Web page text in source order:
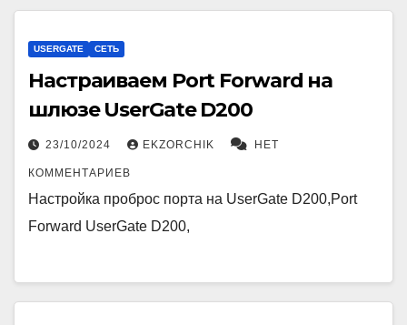
USERGATE СЕТЬ
Настраиваем Port Forward на
шлюзе UserGate D200
23/10/2024 EKZORCHIK НЕТ
КОММЕНТАРИЕВ
Настройка проброс порта на UserGate D200,Port
Forward UserGate D200,